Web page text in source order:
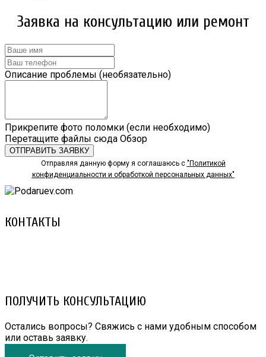
Заявка на консультацию или ремонт
Описание проблемы (необязательно)
Прикрепите фото поломки (если необходимо)
Перетащите файлы сюда Обзор
ОТПРАВИТЬ ЗАЯВКУ
Отправляя данную форму я соглашаюсь с "Политикой
конфиденциальности и обработкой персональных данных"
КОНТАКТЫ
ПОЛУЧИТЬ КОНСУЛЬТАЦИЮ
Остались вопросы? Свяжись с нами удобным способом
или оставь заявку.